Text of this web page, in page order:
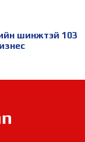
шинжтэй 103
байна